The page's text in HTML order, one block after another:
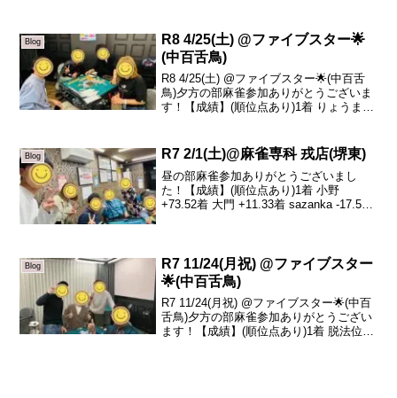
ップは泉谷...
Blog
R8 4/25(土) @ファイブスター🌟
(中百舌鳥)
R8 4/25(土) @ファイブスター🌟(中百舌
鳥)夕方の部麻雀参加ありがとうございま
す！【成績】(順位点あり)1着 りょうま
り...
Blog R7 2/1(土)@麻雀専科 戎店(堺東)
昼の部麻雀参加ありがとうございまし
た！【成績】(順位点あり)1着 小野
+73.52着 大門 +11.33着 sazanka -17.54
Blog
R7 11/24(月祝) @ファイブスター
🌟(中百舌鳥)
R7 11/24(月祝) @ファイブスター🌟(中百
舌鳥)夕方の部麻雀参加ありがとうござい
ます！【成績】(順位点あり)1着 脱法位